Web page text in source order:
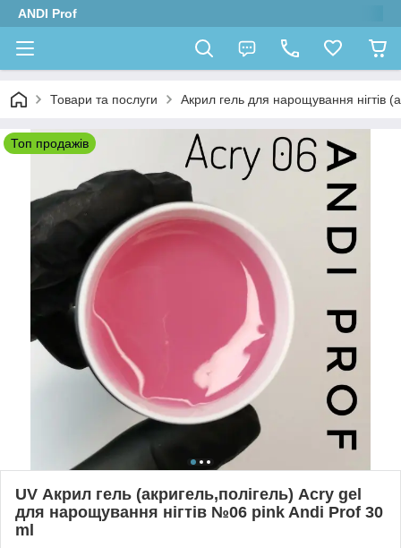
ANDI Prof
Товари та послуги Акрил гель для нарощування нігтів
Топ продажів
UV Акрил гель (акригель,полігель) Acry gel
для нарощування нігтів №06 pink Andi Prof 30
ml